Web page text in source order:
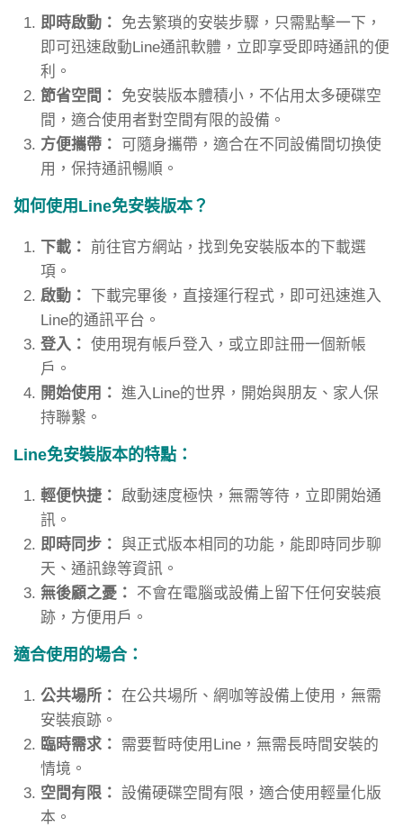
即時啟動：
免去繁瑣的安裝步驟，只需點擊一下，
即可迅速啟動Line通訊軟體，立即享受即時通訊的便
利。
節省空間：
免安裝版本體積小，不佔用太多硬碟空
間，適合使用者對空間有限的設備。
方便攜帶：
可隨身攜帶，適合在不同設備間切換使
用，保持通訊暢順。
如何使用Line免安裝版本？
下載：
前往官方網站，找到免安裝版本的下載選
項。
啟動：
下載完畢後，直接運行程式，即可迅速進入
Line的通訊平台。
登入： 使用現有帳戶登入，或立即註冊一個新帳
戶。
開始使用： 進入Line的世界，開始與朋友、家人保
持聯繫。
Line免安裝版本的特點：
輕便快捷：
啟動速度極快，無需等待，立即開始通
訊。
即時同步： 與正式版本相同的功能，能即時同步聊
天、通訊錄等資訊。
無後顧之憂：
不會在電腦或設備上留下任何安裝痕
跡，方便用戶。
適合使用的場合：
公共場所： 在公共場所、網咖等設備上使用，無需
安裝痕跡。
臨時需求：
需要暫時使用Line，無需長時間安裝的
情境。
空間有限： 設備硬碟空間有限，適合使用輕量化版
本。